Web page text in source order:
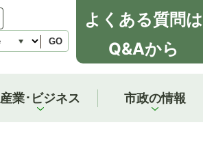
GO
よくある質問は
Q&Aから
産業･ビジネス 市政の情報